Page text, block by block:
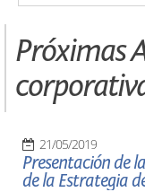
Próximas
21/05/2019
Presentación de
de la Estrategia